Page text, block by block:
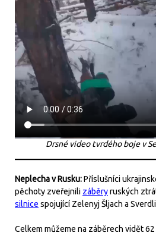
Drsné video tvrdého boje v
Neplecha v Rusku:Příslušníci
pěchoty zveřejnili záběryruských
silnice spojující Zelenyj Šljach a
Celkem můžeme na záběrech vidět